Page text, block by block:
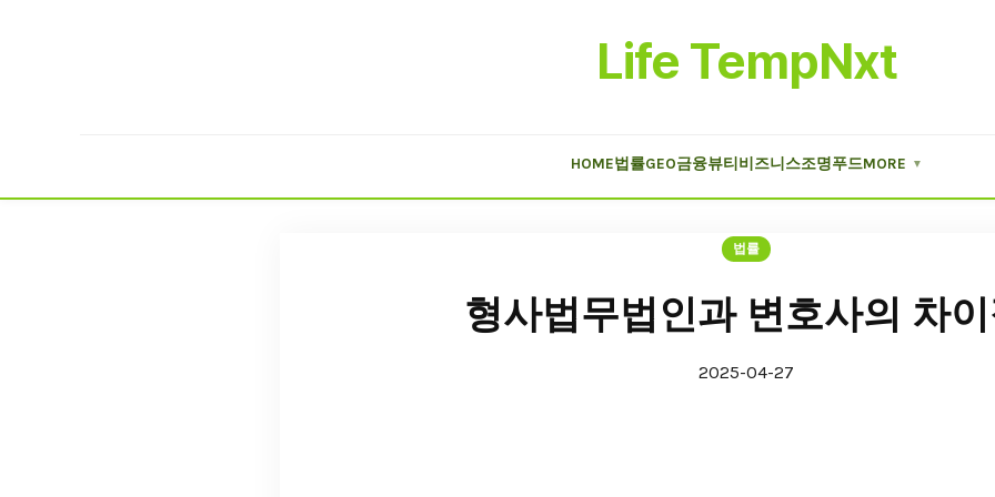
Life TempNxt
HOME법률GEO금융뷰티 비즈니스조명푸드MORE ▼
법률
형사법무법인과 변호사의 차
2025-04-27